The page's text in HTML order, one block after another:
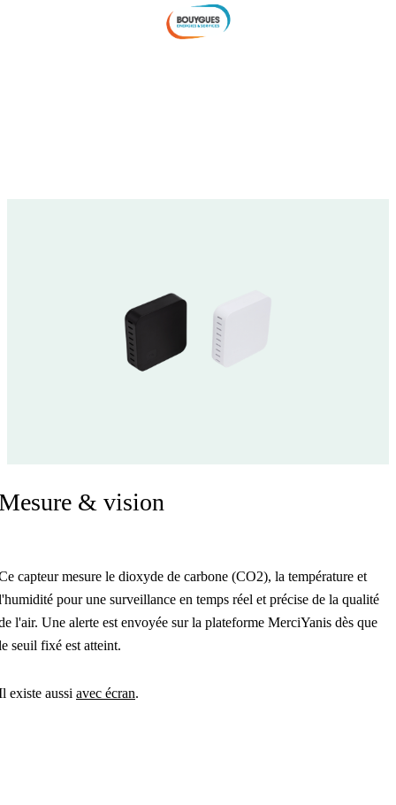
& vision
capteur mesure le dioxyde de carbone (CO2), la température et
pour une surveillance en temps réel et précise de la qualité
l'air. Une alerte est envoyée sur la plateforme MerciYanis dès que
seuil fixé est atteint.
existe aussi avec écran.